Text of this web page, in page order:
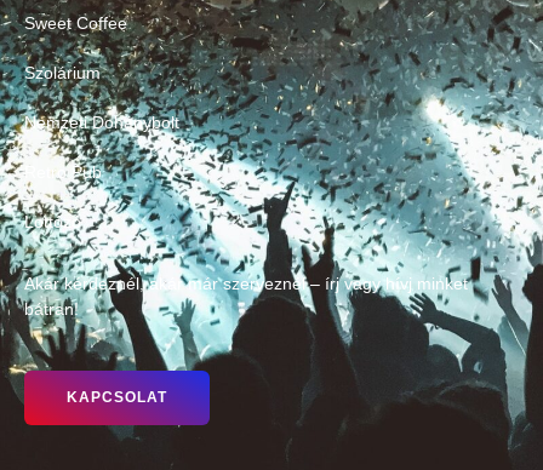
Sweet Coffee
Szolárium
Nemzeti Dohánybolt
Retro Pub
Lottózó
Akár kérdeznél, akár már szerveznél – írj vagy hívj minket
bátran!
KAPCSOLAT